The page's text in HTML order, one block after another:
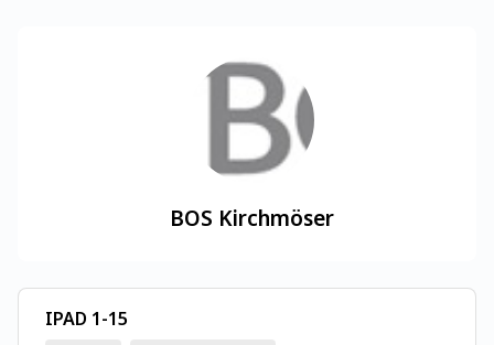
BOS Kirchmöser
IPAD 1-15